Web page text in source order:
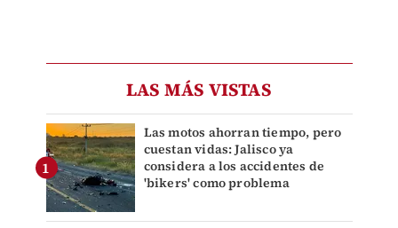
LAS MÁS VISTAS
Las motos ahorran tiempo, pero
cuestan vidas: Jalisco ya
considera a los accidentes de
'bikers' como problema